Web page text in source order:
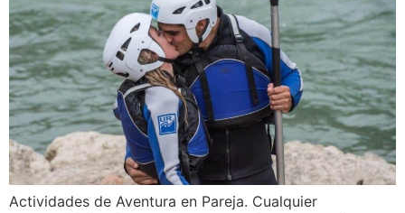
Actividades de Aventura en Pareja. Cualquier